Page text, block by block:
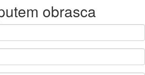
obrasca